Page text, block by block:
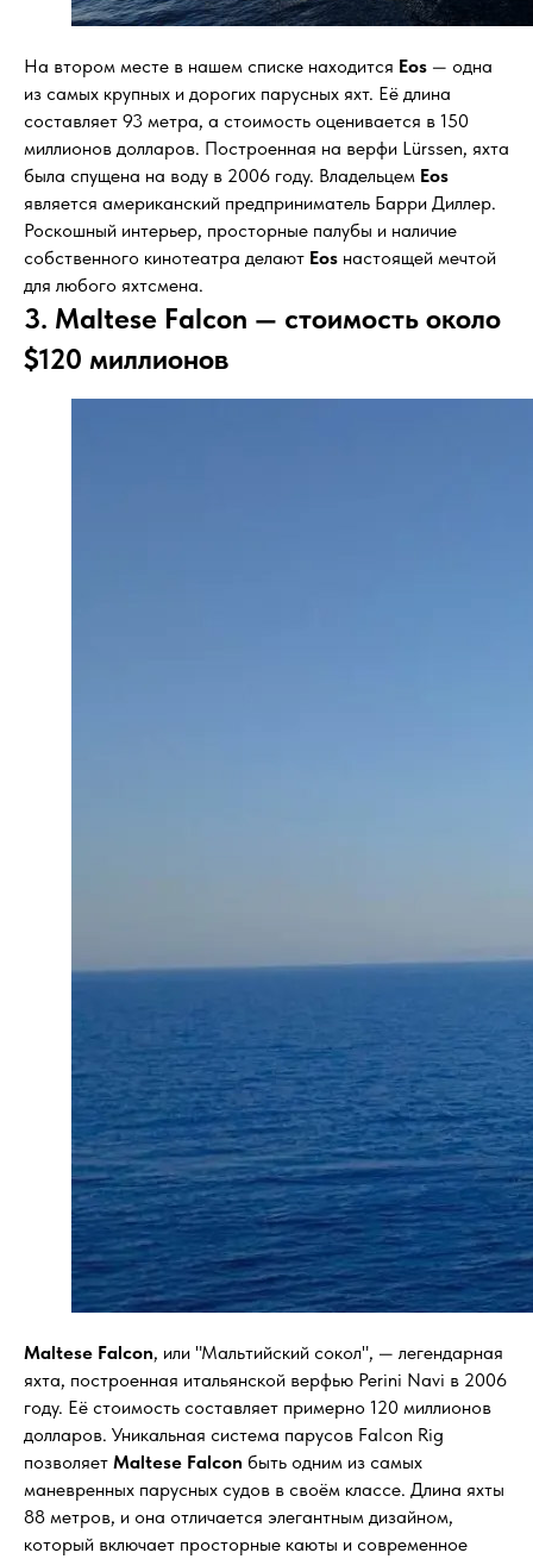
На втором месте в нашем списке находится Eos — одна
из самых крупных и дорогих парусных яхт. Её длина
составляет 93 метра, а стоимость оценивается в 150
миллионов долларов. Построенная на верфи Lürssen, яхта
была спущена на воду в 2006 году. Владельцем Eos
является американский предприниматель Барри Диллер.
Роскошный интерьер, просторные палубы и наличие
собственного кинотеатра делают Eos настоящей мечтой
для любого яхтсмена.
3. Maltese Falcon — стоимость около
$120 миллионов
Maltese Falcon, или "Мальтийский сокол", — легендарная
яхта, построенная итальянской верфью Perini Navi в 2006
году. Её стоимость составляет примерно 120 миллионов
долларов. Уникальная система парусов Falcon Rig
позволяет Maltese Falcon быть одним из самых
маневренных парусных судов в своём классе. Длина яхты
88 метров, и она отличается элегантным дизайном,
который включает просторные каюты и современное